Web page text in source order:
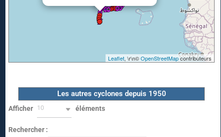
Leaflet, \r\n©OpenStreetMapcontributeurs
Les autres cyclones depuis 1950
Afficher 10 éléments
Rechercher :